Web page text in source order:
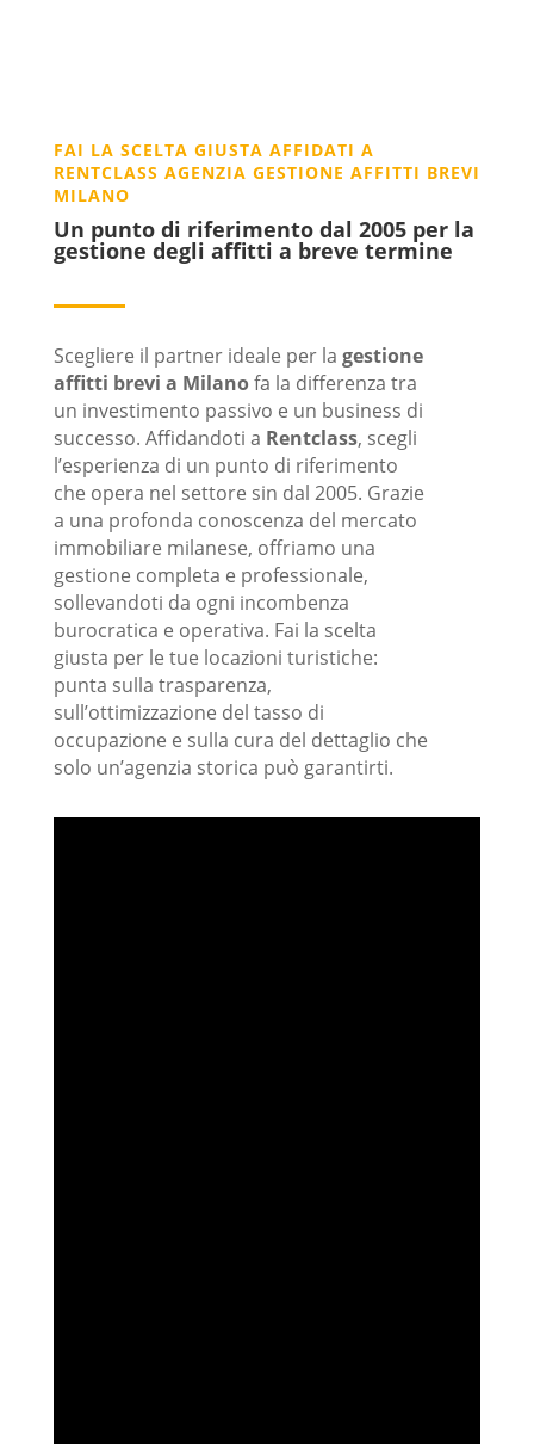
FAI LA SCELTA GIUSTA AFFIDATI A
RENTCLASS AGENZIA GESTIONE AFFITTI BREVI
MILANO
Un punto di riferimento dal 2005 per la
gestione degli affitti a breve termine
Scegliere il partner ideale per la gestione
affitti brevi a Milanofa la differenza tra
un investimento passivo e un business di
successo. Affidandoti a Rentclass, scegli
l’esperienza di un punto di riferimento
che opera nel settore sin dal 2005. Grazie
a una profonda conoscenza del mercato
immobiliare milanese, offriamo una
gestione completa e professionale,
sollevandoti da ogni incombenza
burocratica e operativa. Fai la scelta
giusta per le tue locazioni turistiche:
punta sulla trasparenza,
sull’ottimizzazione del tasso di
occupazione e sulla cura del dettaglio che
solo un’agenzia storica può garantirti.